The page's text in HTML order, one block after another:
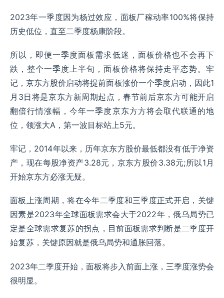
2023年一季度因为杨过效应，面板厂稼动率100%将保持
历史低位，直至二季度杨康阶段。
所以，即便一季度面板需求低迷，面板价格也不会再下
跌，整个一季度上半旬，面板价格将保持走平态势。牢
记，京东方股价启动将提前面板涨价一个季度启动，因此1
月3日将是京东方新周期起点，春节前后京东方可能开启
翻倍行情涨幅，今年一季度京东方方将会取代联通的地
位，领涨大A，第一波目标站上5元。
牢记，2014年以来，历年京东方股价最低都没有低于净资
产，现在每股净资产3.28元，京东方股价3.38元;所以1月
开始京东方必涨无疑。
面板上涨周期，将在今年二季度和三季度正式开启，关键
因素是2023年全球面板需求会大于2022年，俄乌局势已
定是全球需求复苏的拐点，目前面板需求判断是二季度开
始复苏，关键原因就是俄乌局势和通胀回落。
2023年二季度开始，面板将步入前面上涨，三季度涨势会
很明显。